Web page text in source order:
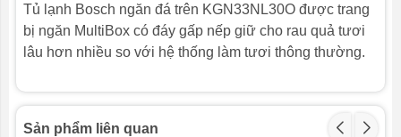
Tủ lạnh Bosch ngăn đá trên KGN33NL30O được trang
bị ngăn MultiBox có đáy gấp nếp giữ cho rau quả tươi
lâu hơn nhiều so với hệ thống làm tươi thông thường.
Sản phẩm liên quan